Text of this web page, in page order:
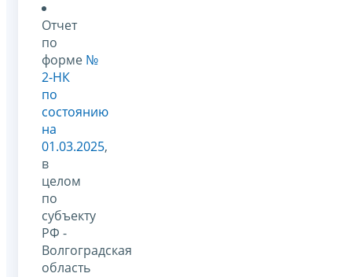
Отчет
по
форме №
2-НК
по
состоянию
на
01.03.2025,
в
целом
по
субъекту
РФ -
Волгоградская
область